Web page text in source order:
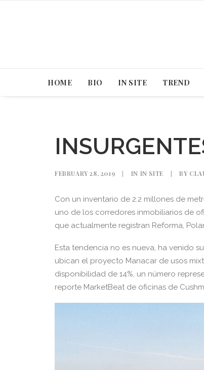
HOME BIO IN SITE TREND
FEBRUARY 28, 2019 | IN IN SITE | BY
Con un inventario de 2.2 millones de
uno de los corredores inmobiliarios de
que actualmente registran Reforma,
Esta tendencia no es nueva, ha venido
ubican el proyecto Manacar de usos
disponibilidad de 14%, un número
reporte MarketBeat de oficinas de